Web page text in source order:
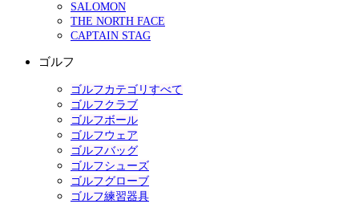
SALOMON
THE NORTH FACE
CAPTAIN STAG
ゴルフ
ゴルフカテゴリすべて
ゴルフクラブ
ゴルフボール
ゴルフウェア
ゴルフバッグ
ゴルフシューズ
ゴルフグローブ
ゴルフ練習器具